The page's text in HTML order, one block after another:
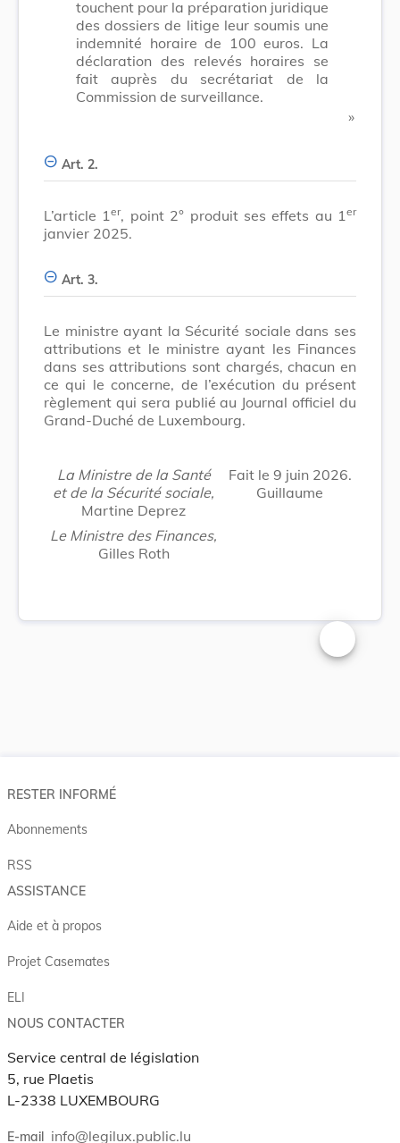
touchent pour la préparation juridique
des dossiers de litige leur soumis une
indemnité horaire de 100 euros. La
déclaration des relevés horaires se
fait auprès du secrétariat de la
Commission de surveillance.
​ »
Art. 2.
L’article 1er, point 2° produit ses effets au 1 er
janvier 2025.
Art. 3.
Le ministre ayant la Sécurité sociale dans ses
attributions et le ministre ayant les Finances
dans ses attributions sont chargés, chacun en
ce qui le concerne, de l’exécution du présent
règlement qui sera publié au Journal officiel du
Grand-Duché de Luxembourg.
La Ministre de la Santé
et de la Sécurité sociale,
Martine Deprez
Le Ministre des Finances,
Gilles Roth
Fait le 9 juin 2026.
Guillaume
Changer la
RESTER INFORMÉ
Abonnements
RSS
ASSISTANCE
Aide et à propos
Projet Casemates
ELI
NOUS CONTACTER
Service central de législation
5, rue Plaetis
L-2338 LUXEMBOURG
E-mail info@legilux.public.lu